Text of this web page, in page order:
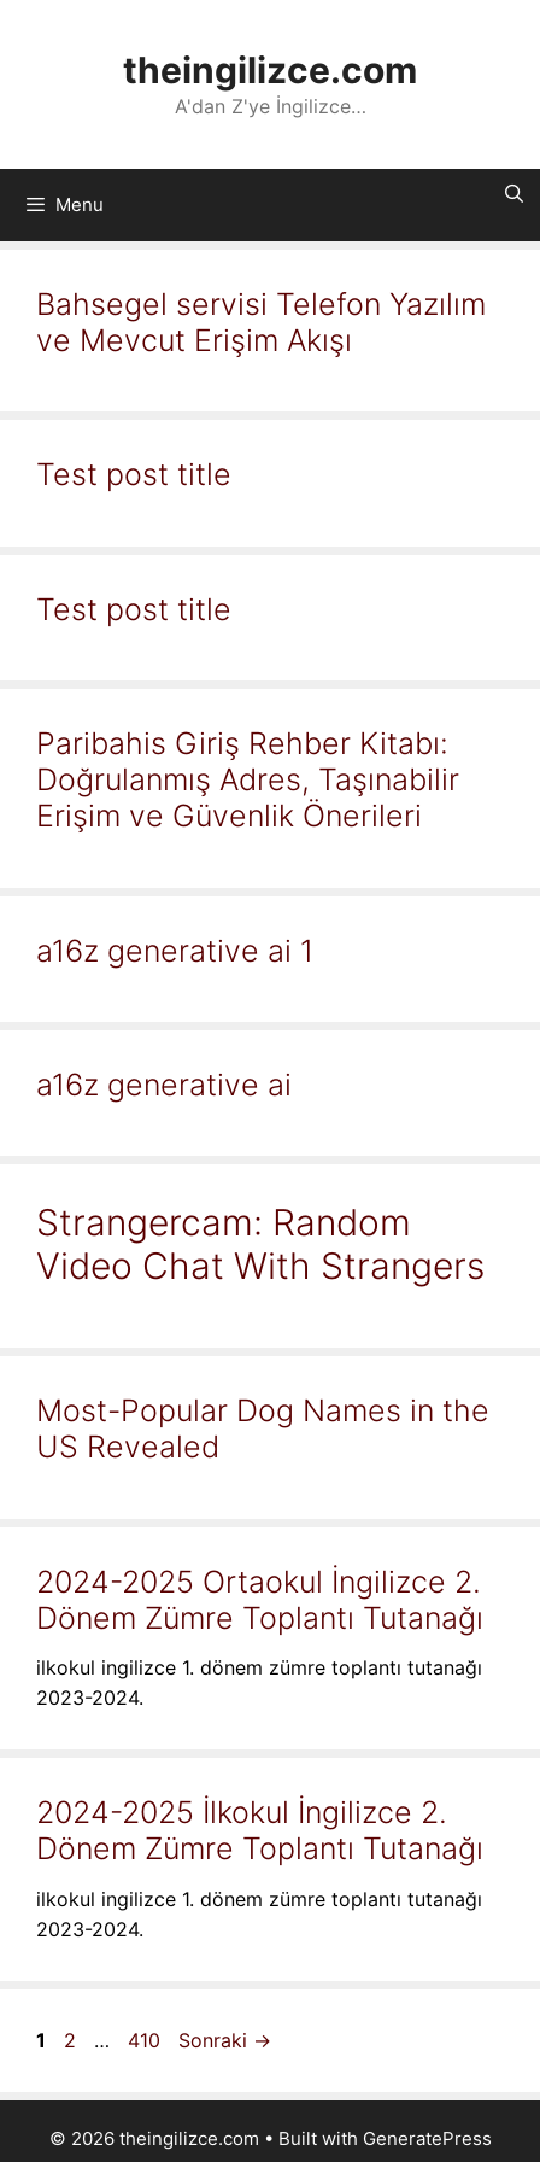
theingilizce.com
A'dan Z'ye İngilizce…
Menu
Bahsegel servisi Telefon Yazılım
ve Mevcut Erişim Akışı
Test post title
Test post title
Paribahis Giriş Rehber Kitabı:
Doğrulanmış Adres, Taşınabilir
Erişim ve Güvenlik Önerileri
a16z generative ai 1
a16z generative ai
Strangercam: Random
Video Chat With Strangers
Most-Popular Dog Names in the
US Revealed
2024-2025 Ortaokul İngilizce 2.
Dönem Zümre Toplantı Tutanağı
ilkokul ingilizce 1. dönem zümre toplantı tutanağı
2023-2024.
2024-2025 İlkokul İngilizce 2.
Dönem Zümre Toplantı Tutanağı
ilkokul ingilizce 1. dönem zümre toplantı tutanağı
2023-2024.
Sayfa
1 Sayfa
2 … Sayfa
410 Sonraki →
© 2026 theingilizce.com • Built with GeneratePress